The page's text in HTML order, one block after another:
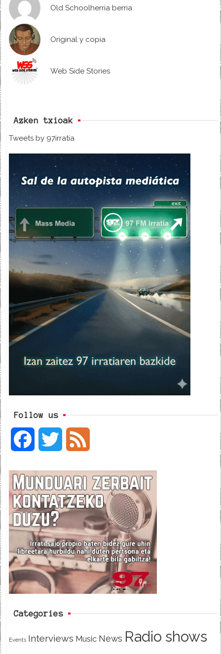
Old Schoolherria berria
Original y copia
Web Side Stories
Azken txioak
Tweets by 97irratia
Follow us
c
e
b
o
o
i
t
t
e
e
d
Categories
Events Interviews Music News Radio shows